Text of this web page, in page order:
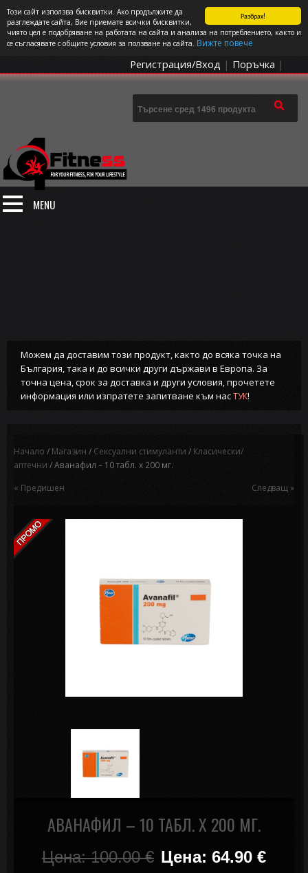
Разбрах!
Този сайт използва бисквитки. Ако продължите да
разглеждате сайта, Вие приемате всички бисквитки,
чиято цел е подобряване на работата на сайта и анализа на потреблението, както и
се съгласявате с общите условия за ползване на сайта. Вижте повече
СПОРТЪТ И ДОБАВКИТЕ КАТО НАЧИН НА ЖИВОТ
0 артикула Цена: 0.00€
Регистрация/Вход | Поръчка |
MENU
Можем да доставим този продукт, както до всяка точка на
България, така и до всички други държави в Европа. За
точна цена, срок за доставка и други условия, прочетете
информация или изпратете запитване към насТУК!
Начало / Магазин / Сексуални стимуланти / Класически/
аптечни / Аванафил – 10 табл. х 200 мг.
« Предишен
Следващ »
АВАНАФИЛ – 10 ТАБЛ. Х 200 МГ.
Цена: 100.00€ Цена: 64.90 €